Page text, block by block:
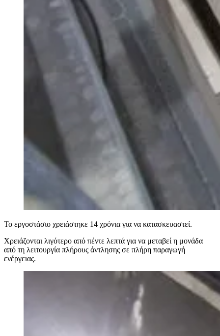
Το εργοστάσιο χρειάστηκε 14 χρόνια για να κατασκευαστεί.
Χρειάζονται λιγότερο από πέντε λεπτά για να μεταβεί η μονάδα
από τη λειτουργία πλήρους άντλησης σε πλήρη παραγωγή
ενέργειας.